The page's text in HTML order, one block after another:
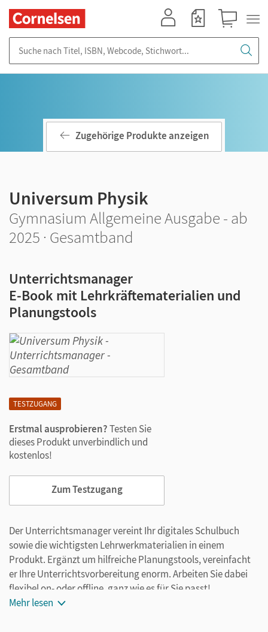
TESTZUGANG
Erstmal ausprobieren?Testen Sie
dieses Produkt unverbindlich und
kostenlos!
Zum Testzugang
Zugehörige Produkte anzeigen
Universum Physik
Gymnasium Allgemeine Ausgabe - ab
2025 · Gesamtband
Unterrichtsmanager
E-Book mit Lehrkräftematerialien und
Planungstools
Der Unterrichtsmanager vereint Ihr digitales Schulbuch
sowie die wichtigsten Lehrwerkmaterialien in einem
Produkt. Ergänzt um hilfreiche Planungstools, vereinfacht
er Ihre Unterrichtsvorbereitung enorm. Arbeiten Sie dabei
flexibel on- oder offline, ganz wie es für Sie passt!
Ihr Unterrichtsmanager enthält:
Mehr lesen